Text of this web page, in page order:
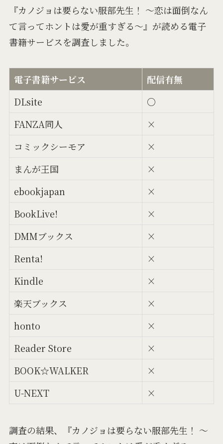
『カノジョは要らない服部先生！ ～恋は面倒なん
て言ってホントは愛が重すぎる～』が読める電子
書籍サービスを調査しました。
電子書籍サービス
配信有無
DLsite
○
FANZA同人
×
コミックシーモア
×
まんが王国
×
ebookjapan
×
BookLive!
×
DMMブックス
×
Renta!
×
Kindle
×
楽天ブックス
×
honto
×
Reader Store
×
BOOK☆WALKER
×
U-NEXT
×
調査の結果、『カノジョは要らない服部先生！ ～